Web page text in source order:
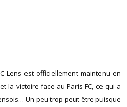
Lens est officiellement maintenu en
la victoire face au Paris FC, ce qui a
Un peu trop peut-être puisque